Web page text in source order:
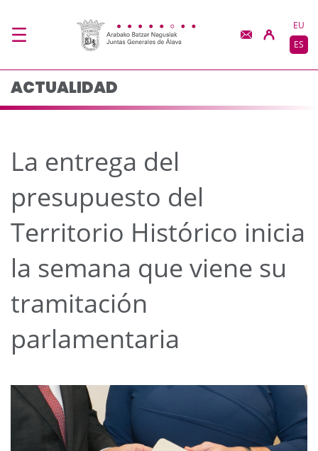
La entrega del
EU
ES
ACTUALIDAD
La entrega del
presupuesto del
Territorio Histórico inicia
la semana que viene su
tramitación
parlamentaria